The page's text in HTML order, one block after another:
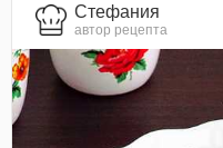
Стефания
автор рецепта